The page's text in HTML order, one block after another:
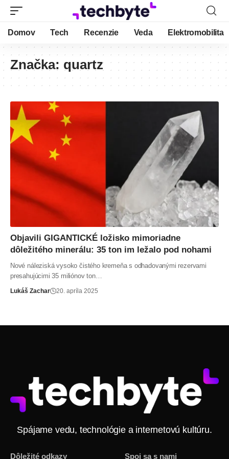
Domov Tech Recenzie Veda Elektromobilita
Značka: quartz
Objavili GIGANTICKÉ ložisko mimoriadne
dôležitého minerálu: 35 ton im ležalo pod nohami
Nové náleziská vysoko čistého kremeňa s odhadovanými rezervami
presahujúcimi 35 miliónov ton…
Lukáš Zachar 20. apríla 2025
Spájame vedu, technológie a internetovú kultúru.
Dôležité odkazy Spoj sa s nami